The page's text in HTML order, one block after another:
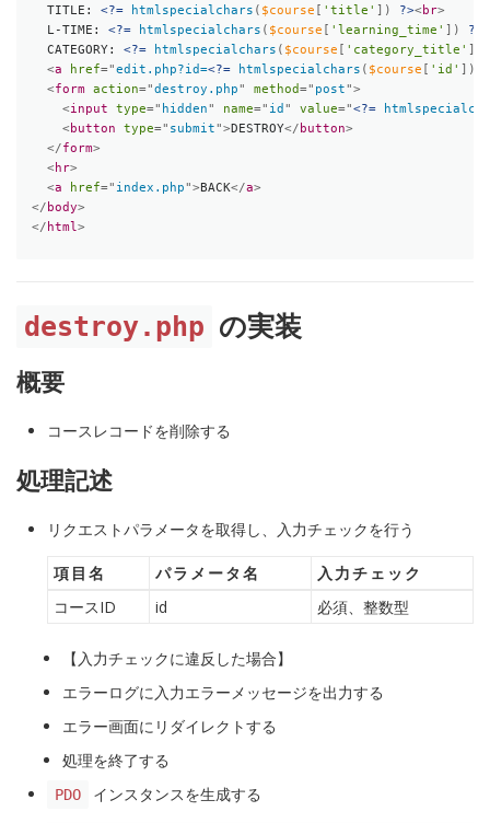
  TITLE:
<?= htmlspecialchars ( $course 'title' ) ?>< br>
  L-TIME:
<?= htmlspecialchars ( $course 'learning_time' ) ?>
  CATEGORY:
<?= htmlspecialchars ( $course 'category_title'
<a href="edit.php?id=<?= htmlspecialchars ( $course 'id' )
<form action="destroy.php" method=" post">
<input type=" hidden" name=" id " value="<?=
< button type=" submit">DESTROY</ button>
</form>
< hr>
<a href=" index.php"> BACK</a>
</ body>
</ html>
destroy.php の実装
概要
コースレコードを削除する
処理記述
リクエストパラメータを取得し、入力チェックを行う
項目名 パラメータ名
入力チェック
コースID
id 必須、整数型
【入力チェックに違反した場合】
エラーログに入力エラーメッセージを出力する
エラー画面にリダイレクトする
処理を終了する
PDO インスタンスを生成する